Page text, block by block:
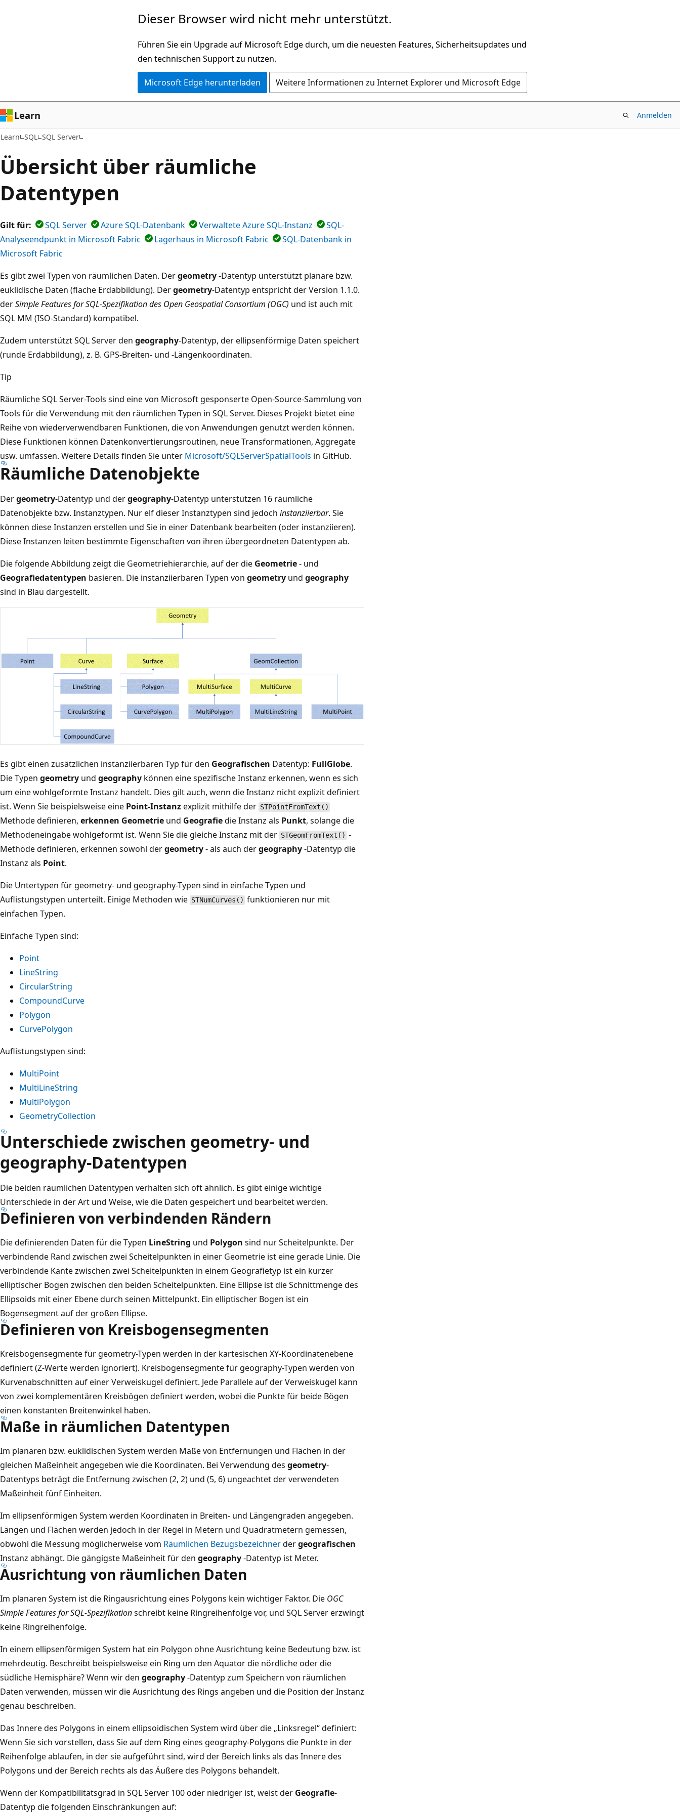
Dieser Browser wird nicht mehr unterstützt.
Führen Sie ein Upgrade auf Microsoft Edge durch, um die neuesten Features, Sicherheitsupdates und
den technischen Support zu nutzen.
Microsoft Edge herunterladen Weitere Informationen zu Internet Explorer und Microsoft Edge
Learn Anmelden
Learn SQL SQL Server
Übersicht über räumliche
Datentypen
Gilt für: SQL Server Azure SQL-Datenbank Verwaltete Azure SQL-Instanz
SQL-
Analyseendpunkt in Microsoft Fabric
Lagerhaus in Microsoft Fabric
SQL-Datenbank in
Microsoft Fabric
Es gibt zwei Typen von räumlichen Daten. Dergeometry-Datentyp unterstützt planare bzw.
euklidische Daten (flache Erdabbildung). Dergeometry-Datentyp entspricht der Version 1.1.0.
derSimple Features for SQL-Spezifikation des Open Geospatial Consortium (OGC) und ist auch mit
SQL MM (ISO-Standard) kompatibel.
Zudem unterstützt SQL Server den geography-Datentyp, der ellipsenförmige Daten speichert
(runde Erdabbildung), z. B. GPS-Breiten- und -Längenkoordinaten.
Tip
Räumliche SQL Server-Tools sind eine von Microsoft gesponserte Open-Source-Sammlung von
Tools für die Verwendung mit den räumlichen Typen in SQL Server. Dieses Projekt bietet eine
Reihe von wiederverwendbaren Funktionen, die von Anwendungen genutzt werden können.
Diese Funktionen können Datenkonvertierungsroutinen, neue Transformationen, Aggregate
usw. umfassen. Weitere Details finden Sie unter Microsoft/SQLServerSpatialTools in GitHub.
Räumliche Datenobjekte
Dergeometry-Datentyp und dergeography-Datentyp unterstützen 16 räumliche
Datenobjekte bzw. Instanztypen. Nur elf dieser Instanztypen sind jedoch instanziierbar. Sie
können diese Instanzen erstellen und Sie in einer Datenbank bearbeiten (oder instanziieren).
Diese Instanzen leiten bestimmte Eigenschaften von ihren übergeordneten Datentypen ab.
Die folgende Abbildung zeigt die Geometriehierarchie, auf der die Geometrie- und
Geografiedatentypen basieren. Die instanziierbaren Typen von geometry und geography
sind in Blau dargestellt.
Es gibt einen zusätzlichen instanziierbaren Typ für den Geografischen Datentyp: FullGlobe.
Die Typen geometry und geography können eine spezifische Instanz erkennen, wenn es sich
um eine wohlgeformte Instanz handelt. Dies gilt auch, wenn die Instanz nicht explizit definiert
ist. Wenn Sie beispielsweise eine Point-Instanzexplizit mithilfe der STPointFromText()
Methode definieren, erkennen Geometrie und Geografiedie Instanz als Punkt, solange die
Methodeneingabe wohlgeformt ist. Wenn Sie die gleiche Instanz mit der STGeomFromText() -
Methode definieren, erkennen sowohl dergeometry- als auch dergeography-Datentyp die
Instanz als Point.
Die Untertypen für geometry- und geography-Typen sind in einfache Typen und
Auflistungstypen unterteilt. Einige Methoden wie STNumCurves() funktionieren nur mit
einfachen Typen.
Einfache Typen sind:
Point
LineString
CircularString
CompoundCurve
Polygon
CurvePolygon
Auflistungstypen sind:
MultiPoint
MultiLineString
MultiPolygon
GeometryCollection
Unterschiede zwischen geometry- und
geography-Datentypen
Die beiden räumlichen Datentypen verhalten sich oft ähnlich. Es gibt einige wichtige
Unterschiede in der Art und Weise, wie die Daten gespeichert und bearbeitet werden.
Definieren von verbindenden Rändern
Die definierenden Daten für die Typen LineString und Polygon sind nur Scheitelpunkte. Der
verbindende Rand zwischen zwei Scheitelpunkten in einer Geometrie ist eine gerade Linie. Die
verbindende Kante zwischen zwei Scheitelpunkten in einem Geografietyp ist ein kurzer
elliptischer Bogen zwischen den beiden Scheitelpunkten. Eine Ellipse ist die Schnittmenge des
Ellipsoids mit einer Ebene durch seinen Mittelpunkt. Ein elliptischer Bogen ist ein
Bogensegment auf der großen Ellipse.
Definieren von Kreisbogensegmenten
Kreisbogensegmente für geometry-Typen werden in der kartesischen XY-Koordinatenebene
definiert (Z-Werte werden ignoriert). Kreisbogensegmente für geography-Typen werden von
Kurvenabschnitten auf einer Verweiskugel definiert. Jede Parallele auf der Verweiskugel kann
von zwei komplementären Kreisbögen definiert werden, wobei die Punkte für beide Bögen
einen konstanten Breitenwinkel haben.
Maße in räumlichen Datentypen
Im planaren bzw. euklidischen System werden Maße von Entfernungen und Flächen in der
gleichen Maßeinheit angegeben wie die Koordinaten. Bei Verwendung des geometry-
Datentyps beträgt die Entfernung zwischen (2, 2) und (5, 6) ungeachtet der verwendeten
Maßeinheit fünf Einheiten.
Im ellipsenförmigen System werden Koordinaten in Breiten- und Längengraden angegeben.
Längen und Flächen werden jedoch in der Regel in Metern und Quadratmetern gemessen,
obwohl die Messung möglicherweise vom Räumlichen Bezugsbezeichnerdergeografischen
Instanz abhängt. Die gängigste Maßeinheit für den geography-Datentyp ist Meter.
Ausrichtung von räumlichen Daten
Im planaren System ist die Ringausrichtung eines Polygons kein wichtiger Faktor. Die OGC
Simple Features for SQL-Spezifikationschreibt keine Ringreihenfolge vor, und SQL Server erzwingt
keine Ringreihenfolge.
In einem ellipsenförmigen System hat ein Polygon ohne Ausrichtung keine Bedeutung bzw. ist
mehrdeutig. Beschreibt beispielsweise ein Ring um den Äquator die nördliche oder die
südliche Hemisphäre? Wenn wir den geography-Datentyp zum Speichern von räumlichen
Daten verwenden, müssen wir die Ausrichtung des Rings angeben und die Position der Instanz
genau beschreiben.
Das Innere des Polygons in einem ellipsoidischen System wird über die „Linksregel“ definiert:
Wenn Sie sich vorstellen, dass Sie auf dem Ring eines geography-Polygons die Punkte in der
Reihenfolge ablaufen, in der sie aufgeführt sind, wird der Bereich links als das Innere des
Polygons und der Bereich rechts als das Äußere des Polygons behandelt.
Wenn der Kompatibilitätsgrad in SQL Server 100 oder niedriger ist, weist der Geografie-
Datentyp die folgenden Einschränkungen auf: